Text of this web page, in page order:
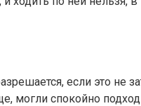
если это не
спокойно